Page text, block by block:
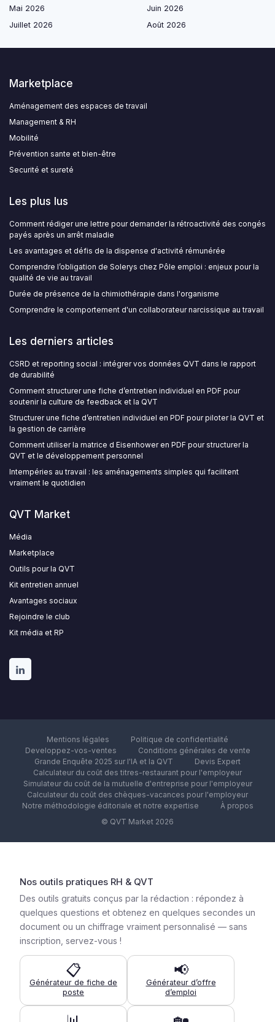
Mai 2026
Juin 2026
Juillet 2026
Août 2026
Marketplace
Aménagement des espaces de travail
Management & RH
Mobilité
Prévention sante et bien-être
Securité et sureté
Les plus lus
Comment rédiger une lettre pour demander la rétroactivité des congés
payés après un arrêt maladie
Les avantages et défis de la dispense d'activité rémunérée
Comprendre l’obligation de Solerys chez Pôle emploi : enjeux pour la
qualité de vie au travail
Durée de présence de la chimiothérapie dans l'organisme
Comprendre le comportement d'un collaborateur narcissique au travail
Les derniers articles
CSRD et reporting social : intégrer vos données QVT dans le rapport
de durabilité
Comment structurer une fiche d’entretien individuel en PDF pour
soutenir la culture de feedback et la QVT
Structurer une fiche d’entretien individuel en PDF pour piloter la QVT et
la gestion de carrière
Comment utiliser la matrice d Eisenhower en PDF pour structurer la
QVT et le développement personnel
Intempéries au travail : les aménagements simples qui facilitent
vraiment le quotidien
QVT Market
Média
Marketplace
Outils pour la QVT
Kit entretien annuel
Avantages sociaux
Rejoindre le club
Kit média et RP
Mentions légales
Politique de confidentialité
Developpez-vos-ventes
Conditions générales de vente
Grande Enquête 2025 sur l'IA et la QVT
Devis Expert
Calculateur du coût des titres-restaurant pour l'employeur
Simulateur du coût de la mutuelle d'entreprise pour l'employeur
Calculateur du coût des chèques-vacances pour l'employeur
Notre méthodologie éditoriale et notre expertise
À propos
© QVT Market 2026
Nos outils pratiques RH & QVT
Des outils gratuits conçus par la rédaction : répondez à
quelques questions et obtenez en quelques secondes un
document ou un chiffrage vraiment personnalisé — sans
inscription, servez-vous !
📋
Générateur de fiche de
poste
📢
Générateur d’offre
d’emploi